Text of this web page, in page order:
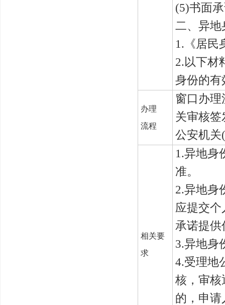
(5)书面
二、异地
1. 《居
2.以下材
身份的有
办理
流程
窗口办
关审核
公安机
相关要
求
1.异地身
准。
2.异地身
应提交
承诺提供
3.异地身
4.受理地
核，审核
的，申请